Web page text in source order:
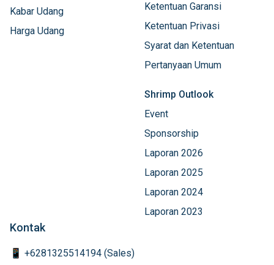
Kabar Udang
Harga Udang
Ketentuan Garansi
Ketentuan Privasi
Syarat dan Ketentuan
Pertanyaan Umum
Shrimp Outlook
Event
Sponsorship
Laporan 2026
Laporan 2025
Laporan 2024
Laporan 2023
Kontak
📱 +6281325514194 (Sales)